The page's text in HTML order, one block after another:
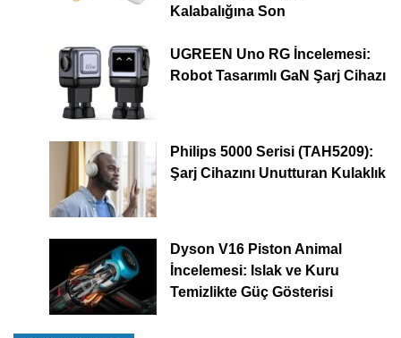
Kalabalığına Son
UGREEN Uno RG İncelemesi:
Robot Tasarımlı GaN Şarj Cihazı
Philips 5000 Serisi (TAH5209):
Şarj Cihazını Unutturan Kulaklık
Dyson V16 Piston Animal
İncelemesi: Islak ve Kuru
Temizlikte Güç Gösterisi